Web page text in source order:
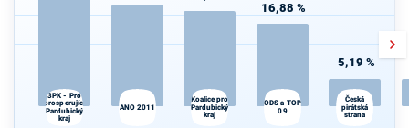
3PK - Pro
prosperující
Pardubický
kraj
ANO 2011
Koalice pro
Pardubický
kraj
16,88 %
ODS a TOP
09
5,19 %
Česká
pirátská
strana